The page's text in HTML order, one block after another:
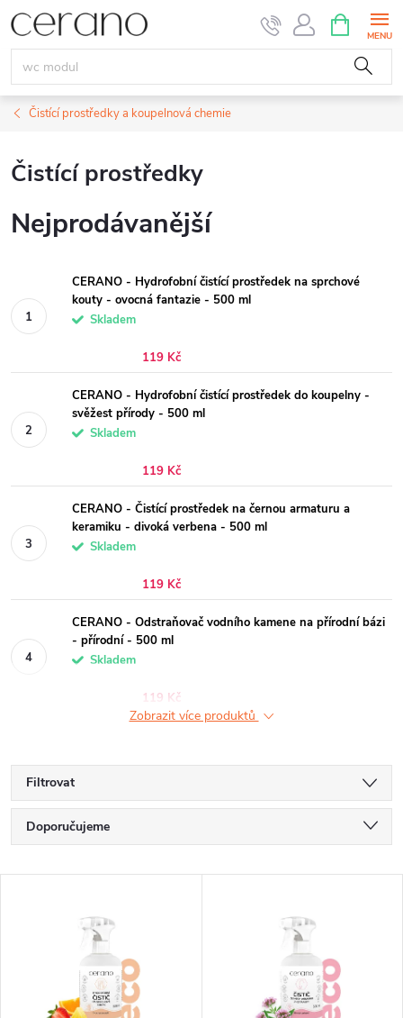
Přejít
na
obsah
NÁKUPNÍ
KOŠÍK
Čistící prostředky a koupelnová chemie
Čistící prostředky
Nejprodávanější
CERANO - Hydrofobní čistící prostředek na sprchové
kouty - ovocná fantazie - 500 ml
Skladem
119 Kč
CERANO - Hydrofobní čistící prostředek do koupelny -
svěžest přírody - 500 ml
Skladem
119 Kč
CERANO - Čistící prostředek na černou armaturu a
keramiku - divoká verbena - 500 ml
Skladem
119 Kč
CERANO - Odstraňovač vodního kamene na přírodní bázi
- přírodní - 500 ml
Skladem
119 Kč
Zobrazit více produktů
Filtrovat
ŘDoporučujeme
Nejprodávanější
Abecedně